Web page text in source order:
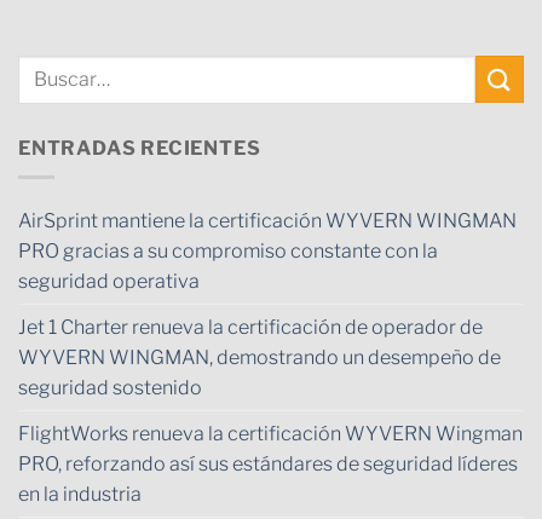
ENTRADAS RECIENTES
AirSprint mantiene la certificación WYVERN WINGMAN
PRO gracias a su compromiso constante con la
seguridad operativa
Jet 1 Charter renueva la certificación de operador de
WYVERN WINGMAN, demostrando un desempeño de
seguridad sostenido
FlightWorks renueva la certificación WYVERN Wingman
PRO, reforzando así sus estándares de seguridad líderes
en la industria